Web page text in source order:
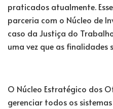
praticados atualmente.
parceria com o Núcleo de
caso da Justiça do
uma vez que as finalidades
O Núcleo Estratégico dos
gerenciar todos os